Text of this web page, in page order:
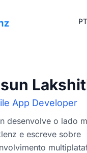
App Developer
desenvolve o lado
e escreve sobre